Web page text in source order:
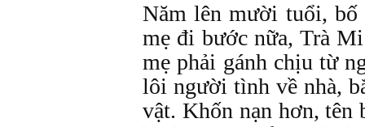
Năm lên mười tuổi,
mẹ đi bước nữa, Trà
mẹ phải gánh chịu từ
lôi người tình về nhà,
vật. Khốn nạn hơn, tên